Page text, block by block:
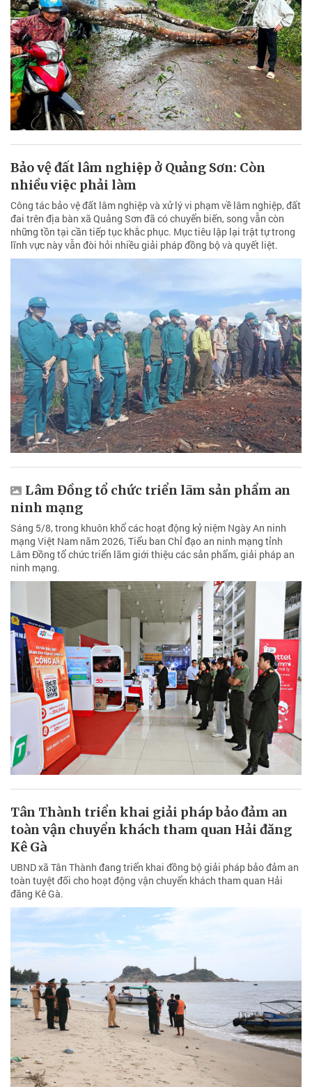
Bảo vệ đất lâm nghiệp ở Quảng Sơn: Còn
nhiều việc phải làm
Công tác bảo vệ đất lâm nghiệp và xử lý vi phạm về lâm nghiệp, đất
đai trên địa bàn xã Quảng Sơn đã có chuyển biến, song vẫn còn
những tồn tại cần tiếp tục khắc phục. Mục tiêu lập lại trật tự trong
lĩnh vực này vẫn đòi hỏi nhiều giải pháp đồng bộ và quyết liệt.
Lâm Đồng tổ chức triển lãm sản phẩm an
ninh mạng
Sáng 5/8, trong khuôn khổ các hoạt động kỷ niệm Ngày An ninh
mạng Việt Nam năm 2026, Tiểu ban Chỉ đạo an ninh mạng tỉnh
Lâm Đồng tổ chức triển lãm giới thiệu các sản phẩm, giải pháp an
ninh mạng.
Tân Thành triển khai giải pháp bảo đảm an
toàn vận chuyển khách tham quan Hải đăng
Kê Gà
UBND xã Tân Thành đang triển khai đồng bộ giải pháp bảo đảm an
toàn tuyệt đối cho hoạt động vận chuyển khách tham quan Hải
đăng Kê Gà.